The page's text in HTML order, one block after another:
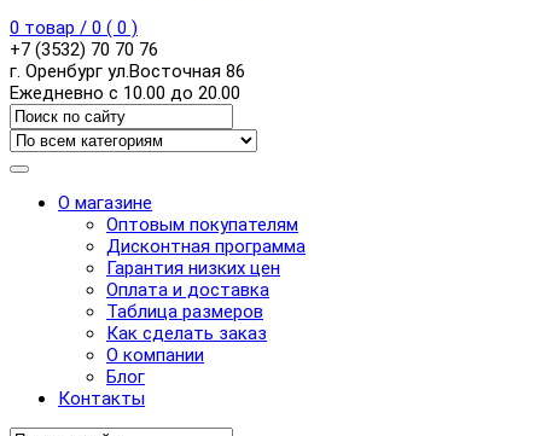
0 товар / 0 ( 0 )
+7 (3532) 70 70 76
г. Оренбург ул.Восточная 86
Ежедневно с 10.00 до 20.00
О магазине
Оптовым покупателям
Дисконтная программа
Гарантия низких цен
Оплата и доставка
Таблица размеров
Как сделать заказ
О компании
Блог
Контакты